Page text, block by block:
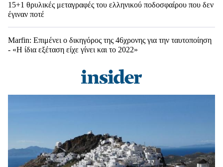
15+1 θρυλικές μεταγραφές του ελληνικού ποδοσφαίρου που δεν
έγιναν ποτέ
Marfin: Επιμένει ο δικηγόρος της 46χρονης για την ταυτοποίηση
- «Η ίδια εξέταση είχε γίνει και το 2022»